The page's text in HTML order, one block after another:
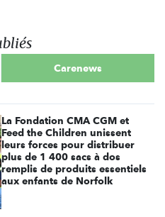
Carenews
La Fondation CMA CGM et
Feed the Children unissent
leurs forces pour distribuer
plus de 1 400 sacs à dos
remplis de produits essentiels
aux enfants de Norfolk